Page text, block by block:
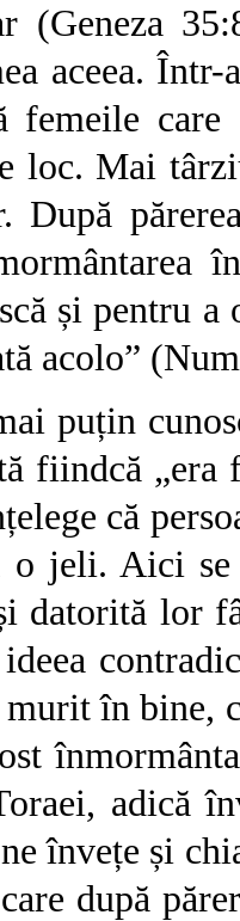
(Geneza
aceea.
femeile
loc. Mai
După
și pentru
acolo”
puțin
fiindcă „era
că
o jeli. Aici
datorită lor
în bine,
adică
învețe și
după